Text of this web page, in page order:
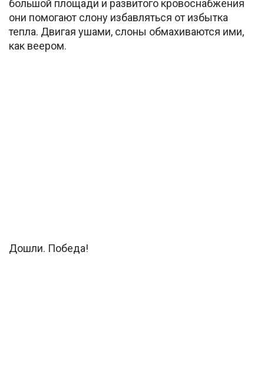
большой площади и развитого кровоснабжения
они помогают слону избавляться от избытка
тепла. Двигая ушами, слоны обмахиваются ими,
как веером.
Дошли. Победа!